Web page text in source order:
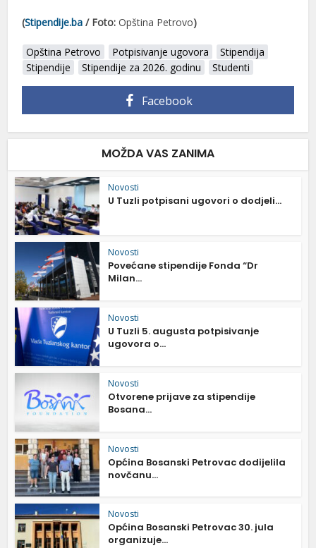
(Stipendije.ba / Foto:Opština Petrovo)
Opština Petrovo Potpisivanje ugovora
Stipendija
Stipendije
Stipendije za 2026. godinu Studenti
Facebook
MOŽDA VAS ZANIMA
Novosti
U Tuzli potpisani ugovori o dodjeli...
Novosti
Povećane stipendije Fonda “Dr
Milan...
Novosti
U Tuzli 5. augusta potpisivanje
ugovora o...
Novosti
Otvorene prijave za stipendije
Bosana...
Novosti
Općina Bosanski Petrovac dodijelila
novčanu...
Novosti
Općina Bosanski Petrovac 30. jula
organizuje...